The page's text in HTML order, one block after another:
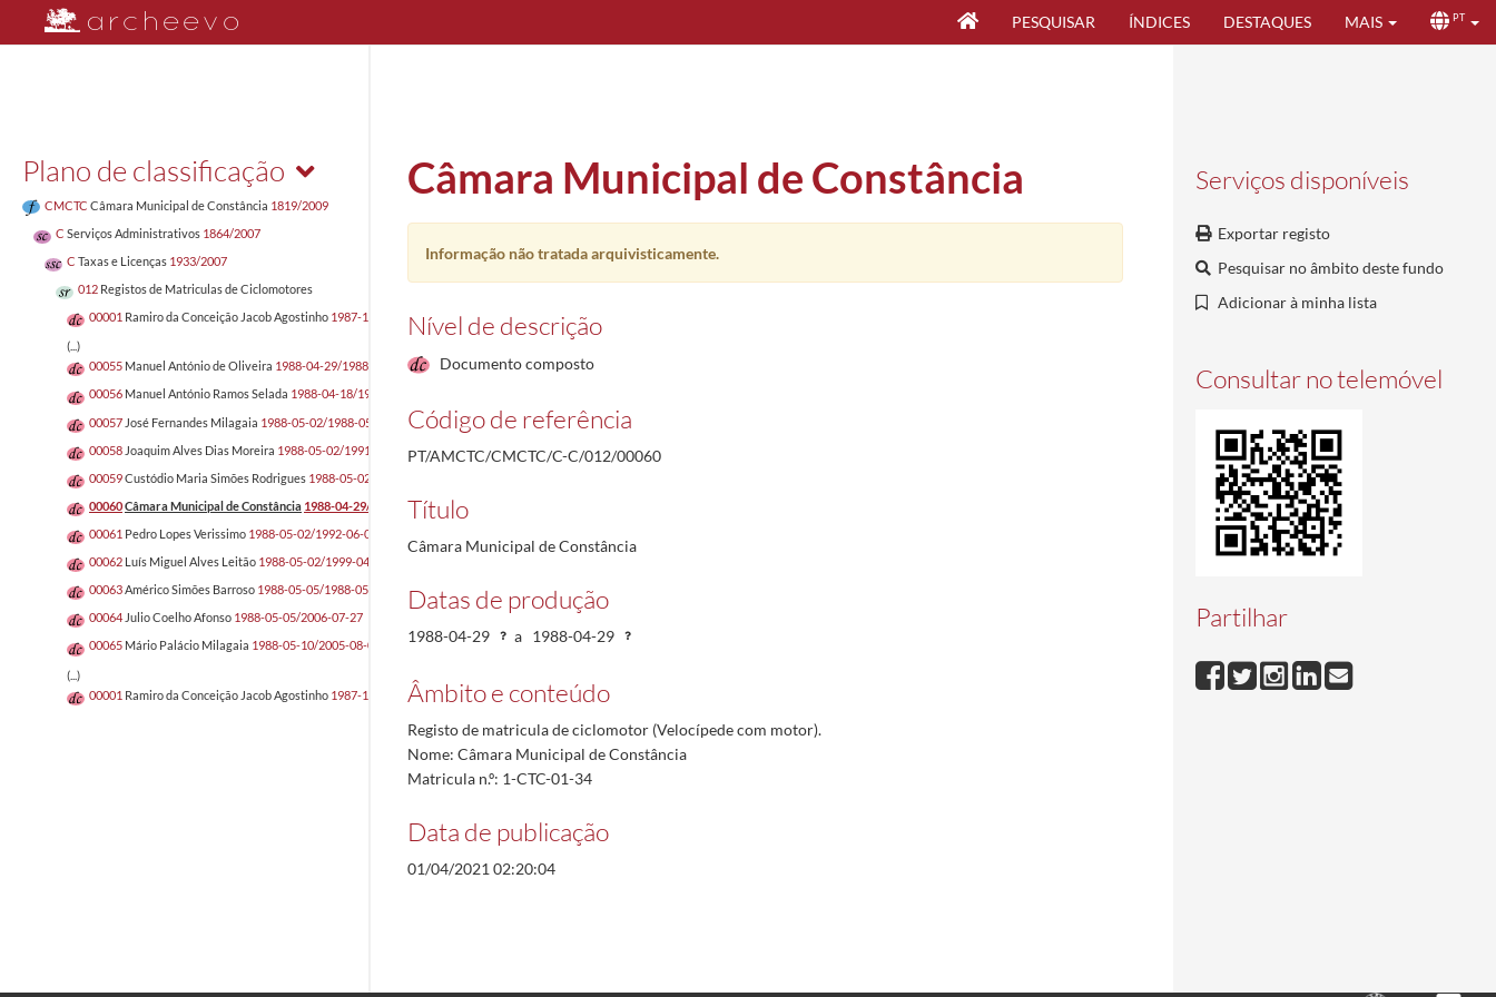
PESQUISAR ÍNDICES DESTAQUES MAIS PT
Plano de classificação
CMCTC Câmara Municipal de Constância 1819/2009
C Serviços Administrativos 1864/2007
C Taxas e Licenças 1933/2007
012 Registos de Matriculas de Ciclomotores
00001 Ramiro da Conceição Jacob Agostinho 1987-12-14/1987-12-21
(...)
00055 Manuel António de Oliveira 1988-04-29/1988-04-29
00056 Manuel António Ramos Selada 1988-04-18/1994-12-06
00057 José Fernandes Milagaia 1988-05-02/1988-05-02
00058 Joaquim Alves Dias Moreira 1988-05-02/1991-05-05
00059Custódio Maria Simões Rodrigues 1988-05-02/1988-05-02
00060Câmara Municipal de Constância 1988-04-29/1988-04-29
00061 Pedro Lopes Verissimo 1988-05-02/1992-06-01
00062 Luís Miguel Alves Leitão 1988-05-02/1999-04-08
00063Américo Simões Barroso 1988-05-05/1988-05-05
00064 Julio Coelho Afonso 1988-05-05/2006-07-27
00065 Mário Palácio Milagaia 1988-05-10/2005-08-09
(...)
00001 Ramiro da Conceição Jacob Agostinho 1987-12-14/1987-12-21
Serviços disponíveis
Exportar registo
Pesquisar no âmbito deste fundo
Adicionar à minha lista
Consultar no telemóvel
Partilhar
Câmara Municipal de Constância
Informação não tratada arquivisticamente.
Nível de descrição
Documento composto
Código de referência
PT/AMCTC/CMCTC/C-C/012/00060
Título
Câmara Municipal de Constância
Datas de produção
1988-04-29 a 1988-04-29
Âmbito e conteúdo
Registo de matricula de ciclomotor (Velocípede com motor).
Nome: Câmara Municipal de Constância
Matricula n.º: 1-CTC-01-34
Data de publicação
01/04/2021 02:20:04